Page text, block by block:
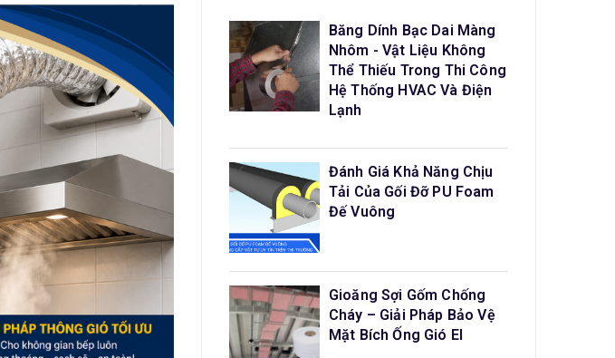
Băng Dính Bạc Dai Màng
Nhôm - Vật Liệu Không
Thể Thiếu Trong Thi Công
Hệ Thống HVAC Và Điện
Lạnh
Đánh Giá Khả Năng Chịu
Tải Của Gối Đỡ PU Foam
Đế Vuông
Gioăng Sợi Gốm Chống
Cháy – Giải Pháp Bảo Vệ
Mặt Bích Ống Gió EI